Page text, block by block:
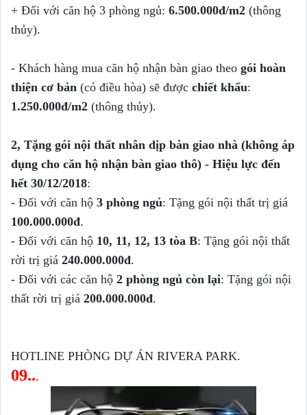
+ Đối với căn hộ 3 phòng ngủ: 6.500.000đ/m2 (thông
thủy).
- Khách hàng mua căn hộ nhận bàn giao theo gói hoàn
thiện cơ bản (có điều hòa) sẽ được chiết khấu:
1.250.000đ/m2 (thông thủy).
2, Tặng gói nội thất nhân dịp bàn giao nhà (không áp
dụng cho căn hộ nhận bàn giao thô) - Hiệu lực đến
hết 30/12/2018:
- Đối với căn hộ 3 phòng ngủ: Tặng gói nội thất trị giá
100.000.000đ.
- Đối với căn hộ 10, 11, 12, 13 tòa B: Tặng gói nội thất
rời trị giá 240.000.000đ.
- Đối với các căn hộ 2 phòng ngủ còn lại: Tặng gói nội
thất rời trị giá 200.000.000đ.
HOTLINE PHÒNG DỰ ÁN RIVERA PARK.
09...